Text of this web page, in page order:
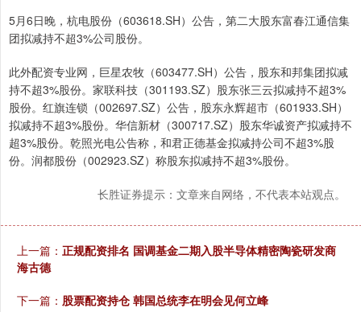
5月6日晚，杭电股份（603618.SH）公告，第二大股东富春江通信集
团拟减持不超3%公司股份。
此外配资专业网，巨星农牧（603477.SH）公告，股东和邦集团拟减
持不超3%股份。家联科技（301193.SZ）股东张三云拟减持不超3%
股份。红旗连锁（002697.SZ）公告，股东永辉超市（601933.SH）
拟减持不超3%股份。华信新材（300717.SZ）股东华诚资产拟减持不
超3%股份。乾照光电公告称，和君正德基金拟减持公司不超3%股
份。润都股份（002923.SZ）称股东拟减持不超3%股份。
长胜证券提示：文章来自网络，不代表本站观点。
上一篇： 正规配资排名 国调基金二期入股半导体精密陶瓷研发商
海古德
下一篇： 股票配资持仓 韩国总统李在明会见何立峰